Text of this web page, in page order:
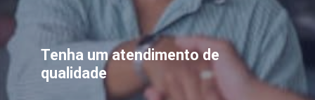
Tenha um atendimento de
qualidade